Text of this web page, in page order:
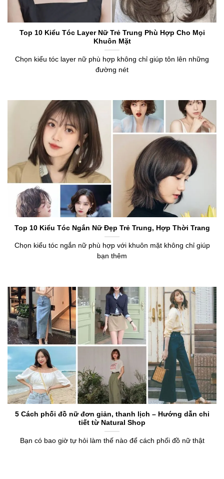
Top 10 Kiểu Tóc Layer Nữ Trẻ Trung Phù Hợp Cho Mọi
Khuôn Mặt
Chọn kiểu tóc layer nữ phù hợp không chỉ giúp tôn lên những
đường nét
Top 10 Kiểu Tóc Ngắn Nữ Đẹp Trẻ Trung, Hợp Thời Trang
Chọn kiểu tóc ngắn nữ phù hợp với khuôn mặt không chỉ giúp
bạn thêm
5 Cách phối đồ nữ đơn giản, thanh lịch – Hướng dẫn chi
tiết từ Natural Shop
Bạn có bao giờ tự hỏi làm thế nào để cách phối đồ nữ thật